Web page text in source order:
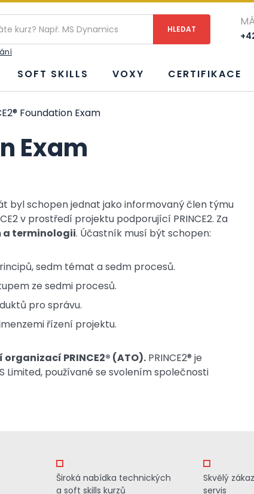
SOFT SKILLS VOXY CERTIFIKACE
Foundation Exam
Exam
byl schopen jednat jako informovaný člen týmu
v prostředí projektu podporující PRINCE2. Za
a terminologii. Účastník musí být schopen:
sedm témat a sedm procesů.
ze sedmi procesů.
pro správu.
řízení projektu.
PRINCE2® (ATO). PRINCE2® je
Limited, používané se svolením společnosti
Široká nabídka technických
a soft skills kurzů
Skvělý
servis